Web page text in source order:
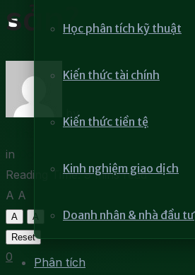
Học phân tích kỹ thuật
Kiến thức tài chính
Kiến thức tiền tệ
Kinh nghiệm giao dịch
Doanh nhân & nhà đầu tư
Phân tích
sản?
by
Khang Trí
in
Reading Time: 9 mins read
A A
A
A
Reset
0